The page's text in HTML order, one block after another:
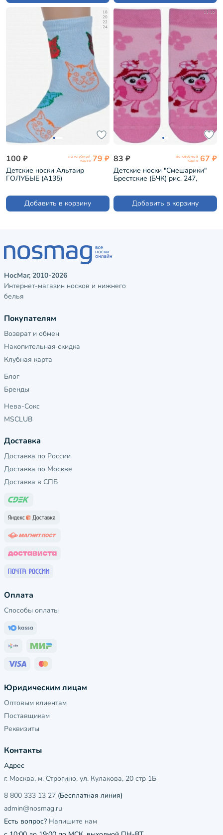
18
20
22
24
100 ₽ по клубной
карте 79 ₽
Детские носки Альтаир
ГОЛУБЫЕ (А135)
Добавить в корзину
11-12
83 ₽ по клубной
карте 67 ₽
Детские носки "Смешарики"
Брестские (БЧК) рис. 247,
Добавить в корзину
НосМаг, 2010-2026
Интернет-магазин носков и нижнего
белья
Покупателям
Возврат и обмен
Накопительная скидка
Клубная карта
Блог
Бренды
Нева-Сокс
MSCLUB
Доставка
Доставка по России
Доставка по Москве
Доставка в СПБ
Оплата
Способы оплаты
Юридическим лицам
Оптовым клиентам
Поставщикам
Реквизиты
Контакты
Адрес
г. Москва, м. Строгино, ул. Кулакова, 20 стр 1Б
8 800 333 13 27 (Бесплатная линия)
admin@nosmag.ru
Есть вопрос? Напишите нам